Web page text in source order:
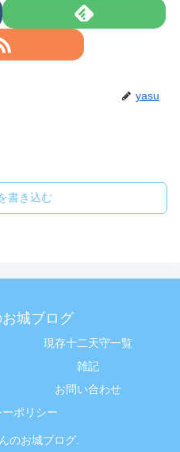
yasu
書き込む
城ブログ
現存十二天守一覧
雑記
お問い合わせ
ポリシー
のお城ブログ.